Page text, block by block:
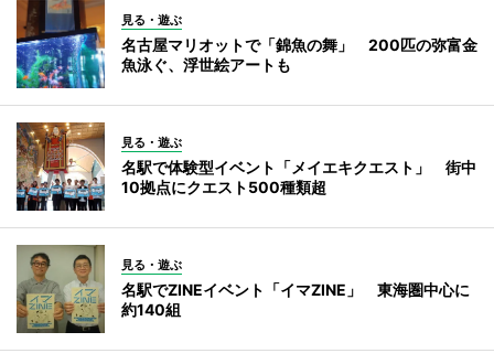
見る・遊ぶ
名古屋マリオットで「錦魚の舞」 200匹の弥富金
魚泳ぐ、浮世絵アートも
見る・遊ぶ
名駅で体験型イベント「メイエキクエスト」 街中
10拠点にクエスト500種類超
見る・遊ぶ
名駅でZINEイベント「イマZINE」 東海圏中心に
約140組